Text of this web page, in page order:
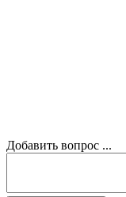
Добавить вопрос ...